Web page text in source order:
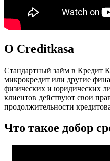
O Creditkasa
Стандартный займ в Кредит
микрокредит или другие
физических и юридических
клиентов действуют свои
продолжительности
Что такое добор